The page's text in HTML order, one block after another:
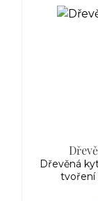
Dřevěná
tvoření